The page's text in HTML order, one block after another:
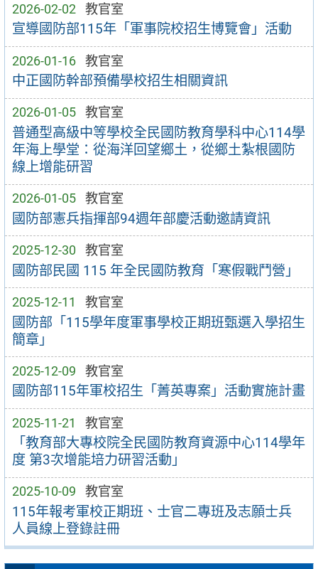
2026-02-02 教官室
宣導國防部115年「軍事院校招生博覽會」活動
2026-01-16 教官室
中正國防幹部預備學校招生相關資訊
2026-01-05 教官室
普通型高級中等學校全民國防教育學科中心114學
年海上學堂：從海洋回望鄉土，從鄉土紮根國防
線上增能研習
2026-01-05 教官室
國防部憲兵指揮部94週年部慶活動邀請資訊
2025-12-30 教官室
國防部民國 115 年全民國防教育「寒假戰鬥營」
2025-12-11 教官室
國防部「115學年度軍事學校正期班甄選入學招生
簡章」
2025-12-09 教官室
國防部115年軍校招生「菁英專案」活動實施計畫
2025-11-21 教官室
「教育部大專校院全民國防教育資源中心114學年
度 第3次增能培力研習活動」
2025-10-09 教官室
115年報考軍校正期班、士官二專班及志願士兵
人員線上登錄註冊